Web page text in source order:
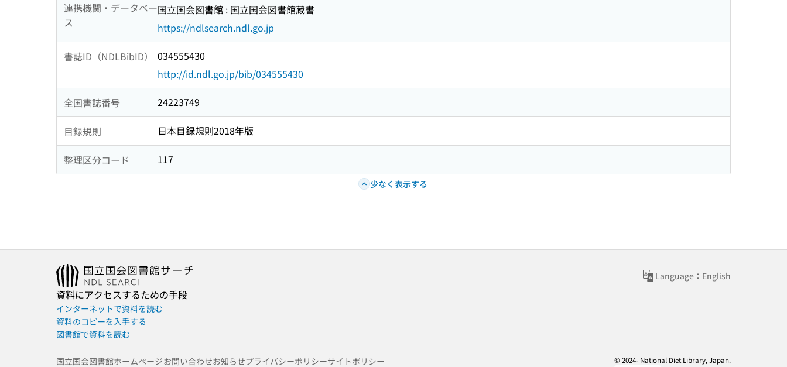
連携機関・データベー
ス
国立国会図書館 : 国立国会図書館蔵書
https://ndlsearch.ndl.go.jp
書誌ID（NDLBibID）
034555430
http://id.ndl.go.jp/bib/034555430
全国書誌番号 24223749
目録規則 日本目録規則2018年版
整理区分コード 117
少なく表示する
Language：English
資料にアクセスするための手段
インターネットで資料を読む
資料のコピーを入手する
図書館で資料を読む
国立国会図書館ホームページお問い合わせお知らせプライバシーポリシーサイトポリシー © 2024- National Diet Library, Japan.